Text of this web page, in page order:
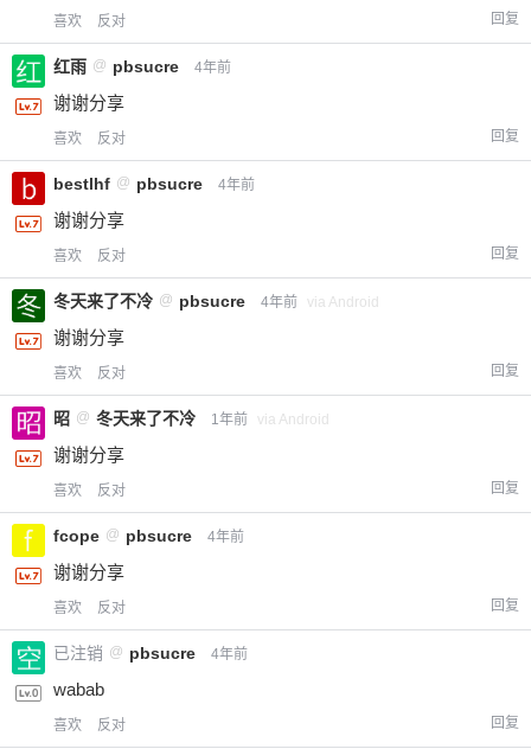
喜欢 反对 回复
红雨 @ pbsucre 4年前
谢谢分享
喜欢 反对 回复
bestlhf @ pbsucre 4年前
谢谢分享
喜欢 反对 回复
冬天来了不冷 @ pbsucre 4年前 via Android
谢谢分享
喜欢 反对 回复
昭 @ 冬天来了不冷 1年前 via Android
谢谢分享
喜欢 反对 回复
fcope @ pbsucre 4年前
谢谢分享
喜欢 反对 回复
已注销 @ pbsucre 4年前
wabab
喜欢 反对 回复